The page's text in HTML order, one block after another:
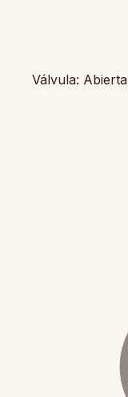
Válvula: Abierta